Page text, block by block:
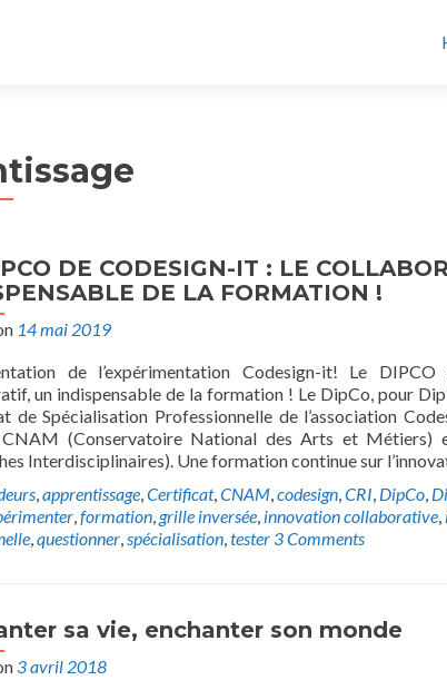
DE CODESIGN-IT : LE
DE LA FORMATION !
14 mai 2019
de l’expérimentation Codesign-it! Le
un indispensable de la formation ! Le DipCo, pour
de Spécialisation Professionnelle de l’association
(Conservatoire National des Arts et Métiers)
Interdisciplinaires). Une formation continue sur
,apprentissage,Certificat,CNAM,codesign,CRI, DipCo,
,formation,grille inversée, innovation collaborative,
,questionner,spécialisation,tester 3 Comments
sa vie, enchanter son monde
3 avril 2018